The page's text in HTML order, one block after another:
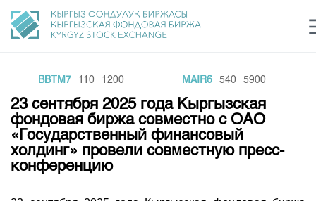
Финансовый рынок KG login Рус Кыр
О нас
Общая информация
Направления
BBTM7 110 1200 MAIR6 540 5900
23 сентября 2025 года Кыргызская
фондовая биржа совместно с ОАО
«Государственный финансовый
холдинг» провели совместную пресс-
конференцию